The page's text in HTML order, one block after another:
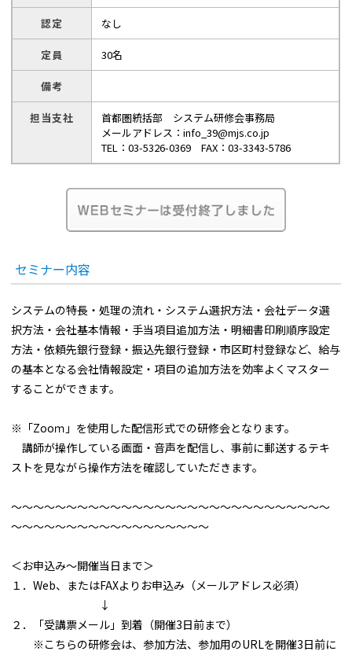
認定 なし
定員 30名
備考
担当支社
首都圏統括部 システム研修会事務局
メールアドレス：info_39@mjs.co.jp
TEL：03-5326-0369 FAX：03-3343-5786
セミナー内容
システムの特長・処理の流れ・システム選択方法・会社データ選
択方法・会社基本情報・手当項目追加方法・明細書印刷順序設定
方法・依頼先銀行登録・振込先銀行登録・市区町村登録など、給与
の基本となる会社情報設定・項目の追加方法を効率よくマスター
することができます。
※「Zooｍ」を使用した配信形式での研修会となります。
講師が操作している画面・音声を配信し、事前に郵送するテキ
ストを見ながら操作方法を確認していただきます。
～～～～～～～～～～～～～～～～～～～～～～～～～～～～～
～～～～～～～～～～～～～～～～～～
＜お申込み～開催当日まで＞
１．Web、またはFAXよりお申込み（メールアドレス必須）
↓
２．「受講票メール」到着（開催3日前まで）
※こちらの研修会は、参加方法、参加用のURLを開催3日前に